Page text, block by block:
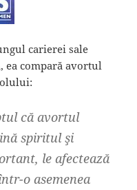
carierei sale
ea compară avortul
că avortul
spiritul şi
le afectează
o asemenea